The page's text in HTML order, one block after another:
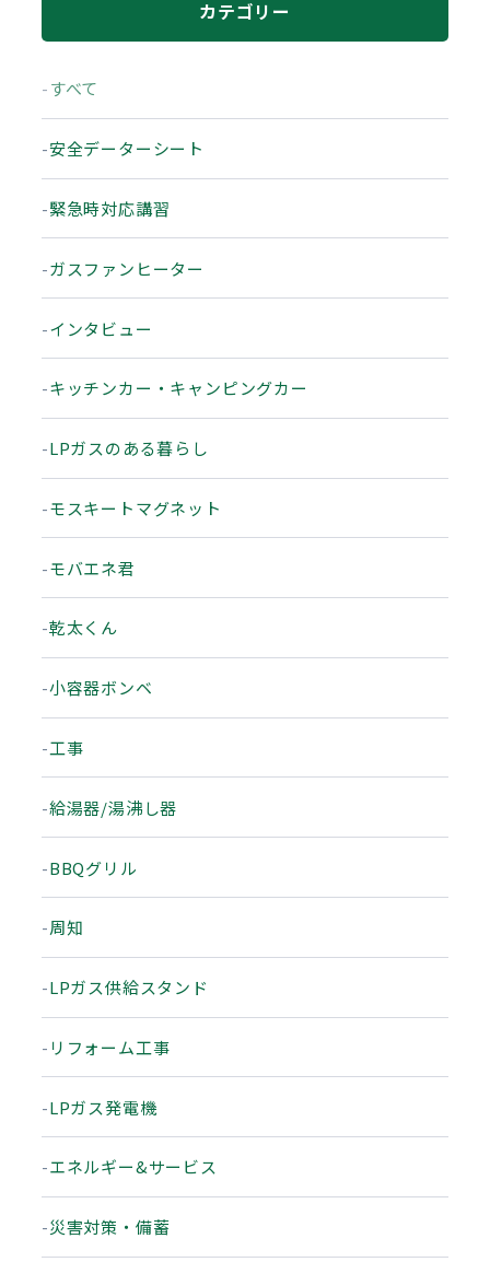
カテゴリー
すべて
安全データーシート
緊急時対応講習
ガスファンヒーター
インタビュー
キッチンカー・キャンピングカー
LPガスのある暮らし
モスキートマグネット
モバエネ君
乾太くん
小容器ボンベ
工事
給湯器/湯沸し器
BBQグリル
周知
LPガス供給スタンド
リフォーム工事
LPガス発電機
エネルギー&サービス
災害対策・備蓄